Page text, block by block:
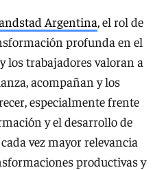
Argentina , el rol de
profunda en el
los trabajadores valoran a
acompañan y los
especialmente frente
y el desarrollo de
vez mayor relevancia
productivas y